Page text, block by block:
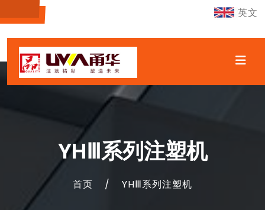
英文
YHⅢ系列注塑机
首页 / YHⅢ系列注塑机